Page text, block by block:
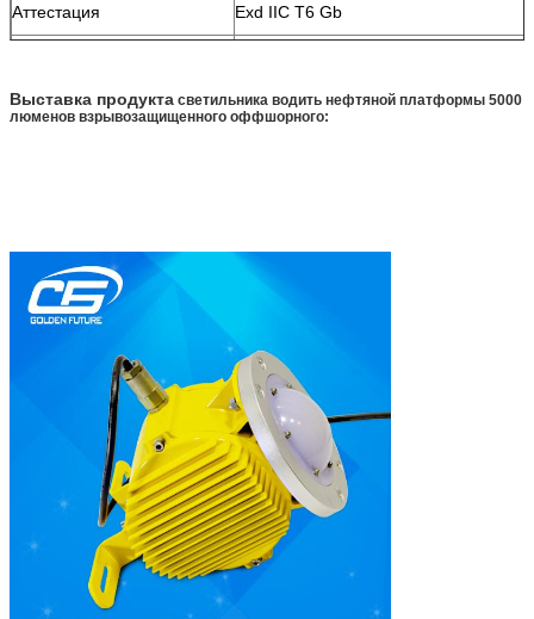
Аттестация
Exd IIC T6 Gb
Выставка продукта светильника водить нефтяной платформы 5000
люменов взрывозащищенного оффшорного: